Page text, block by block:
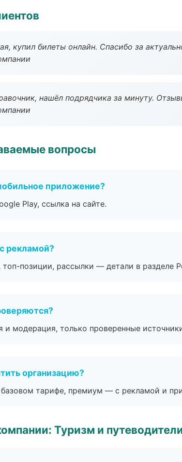
купил билеты онлайн. Спасибо за
нашёл подрядчика за минуту.
вопросы
приложение?
Play, ссылка на сайте.
рекламой?
топ-позиции, рассылки — детали в разделе
и модерация, только проверенные
организацию?
базовом тарифе, премиум — с рекламой и
Туризм и